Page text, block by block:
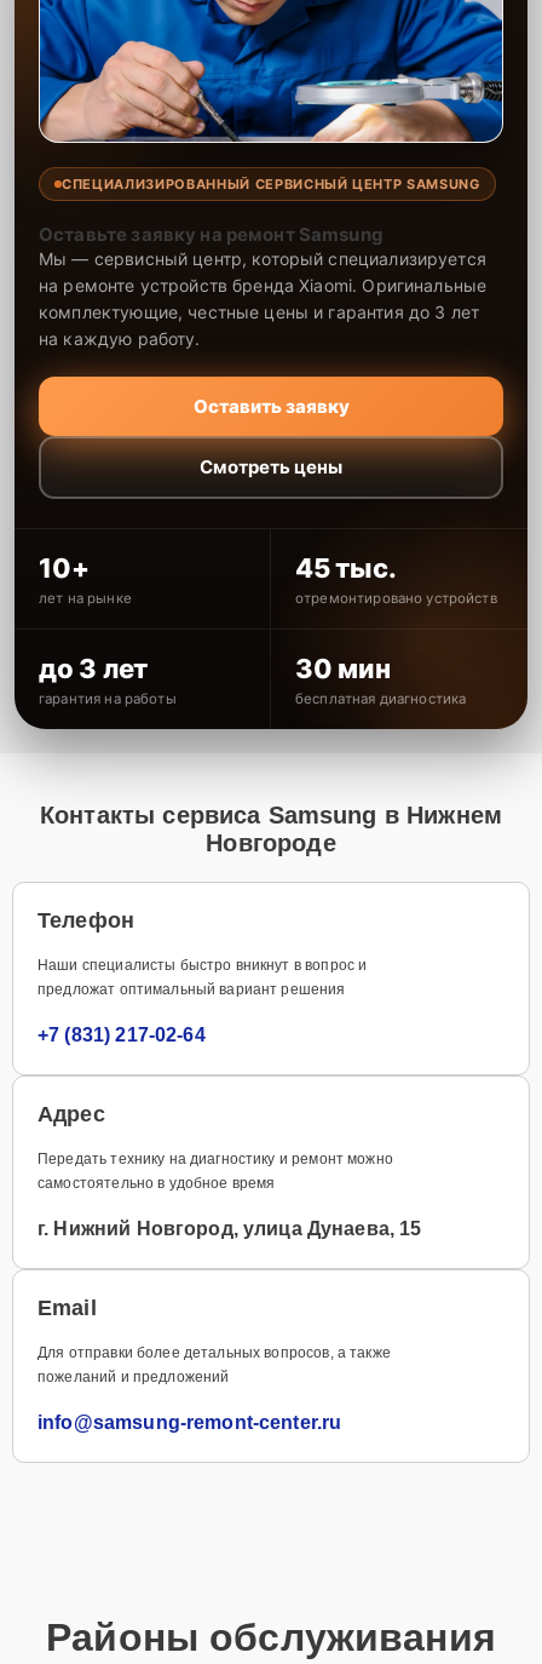
СПЕЦИАЛИЗИРОВАННЫЙ СЕРВИСНЫЙ ЦЕНТР SAMSUNG
Оставьте заявку на ремонт Samsung
Мы — сервисный центр, который специализируется
на ремонте устройств бренда Xiaomi. Оригинальные
комплектующие, честные цены и гарантия до 3 лет
на каждую работу.
Оставить заявку
Смотреть цены
10+
лет на рынке
45 тыс.
отремонтировано устройств
до 3 лет
гарантия на работы
30 мин
бесплатная диагностика
Контакты сервиса Samsung в Нижнем
Новгороде
Телефон
Наши специалисты быстро вникнут в вопрос и
предложат оптимальный вариант решения
+7 (831) 217-02-64
Адрес
Передать технику на диагностику и ремонт можно
самостоятельно в удобное время
г. Нижний Новгород, улица Дунаева, 15
Email
Для отправки более детальных вопросов, а также
пожеланий и предложений
info@samsung-remont-center.ru
Районы обслуживания